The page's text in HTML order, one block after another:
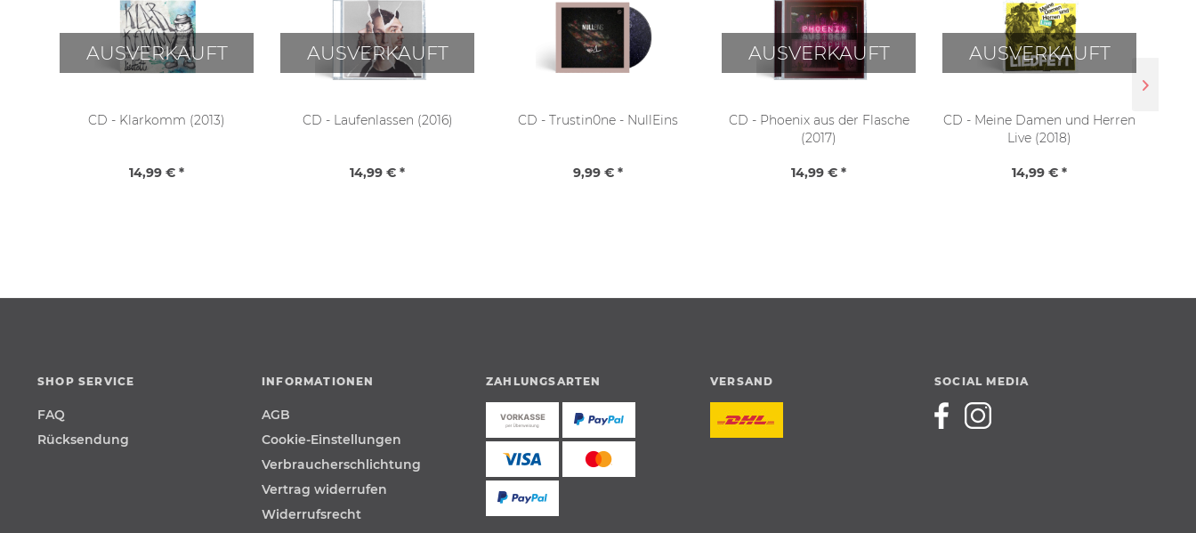
AUSVERKAUFT
CD - Klarkomm (2013)
14,99 € *
AUSVERKAUFT
CD - Laufenlassen (2016)
14,99 € *
CD - Trustin0ne - NullEins
9,99 € *
AUSVERKAUFT
CD - Phoenix aus der Flasche
(2017)
14,99 € *
AUSVERKAUFT
CD - Meine Damen und Herren
Live (2018)
14,99 € *
SHOP SERVICE
FAQ
Rücksendung
INFORMATIONEN
AGB
Cookie-Einstellungen
Verbraucherschlichtung
Vertrag widerrufen
Widerrufsrecht
ZAHLUNGSARTEN VERSAND SOCIAL MEDIA